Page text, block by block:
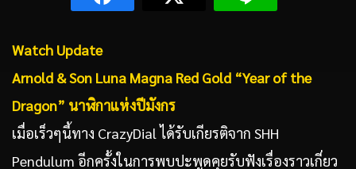
Watch Update
Arnold & Son Luna Magna Red Gold “Year of the
Dragon” นาฬิกาแห่งปีมังกร
เมื่อเร็วๆนี้ทาง CrazyDial ได้รับเกียรติจาก SHH
Pendulum อีกครั้งในการพบปะพูดคุยรับฟังเรื่องราวเกี่ยว